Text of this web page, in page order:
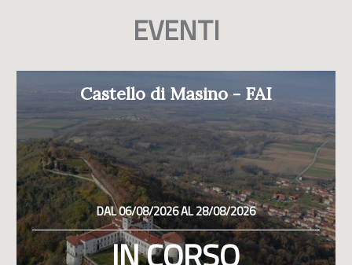
EVENTI
Castello di Masino - FAI
DAL 06/08/2026 AL 28/08/2026